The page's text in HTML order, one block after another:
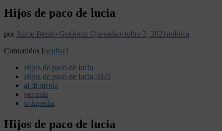
Hijos de paco de lucia
por Jaime Benito Gutiérrez Quesadaoctubre 3, 2021 politica
Contenidos [ocultar]
Hijos de paco de lucia
Hijos de paco de lucia 2021
al di meola
ver más
wikipedia
Hijos de paco de lucia